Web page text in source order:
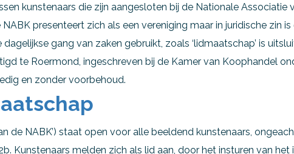
kunstenaars die zijn aangesloten bij de Nationale Associatie
NABK presenteert zich als een vereniging maar in juridische zin
gang van zaken gebruikt, zoals ‘lidmaatschap’ is
te Roermond, ingeschreven bij de Kamer van Koophandel
en zonder voorbehoud.
de NABK’) staat open voor alle beeldend kunstenaars,
Kunstenaars melden zich als lid aan, door het insturen van het